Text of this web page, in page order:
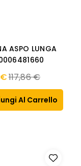
ASPO LUNGA
€Prezzo
normale
117,86 €
Al Carrello